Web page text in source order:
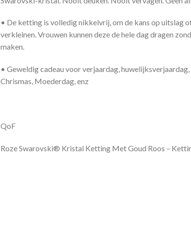
• De ketting is volledig nikkelvrij, om de kans op uitslag
verkleinen. Vrouwen kunnen deze de hele dag dragen
maken.
• Geweldig cadeau voor verjaardag,
Chrismas, Moederdag, enz
QoF
Roze Swarovski® Kristal Ketting Met Goud Roos –